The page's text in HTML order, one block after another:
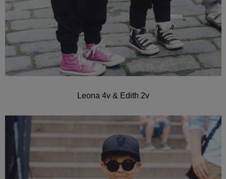
Leona 4v & Edith 2v